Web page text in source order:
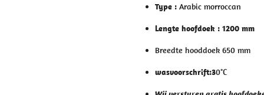
Type : Arabic morroccan
Lengte hoofdoek : 1200 mm
Breedte hooddoek 650 mm
wasvoorschrift:30°C